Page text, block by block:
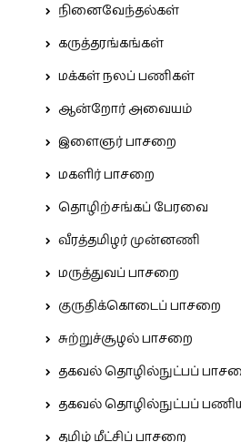
நினைவேந்தல்கள்
கருத்தரங்கங்கள்
மக்கள் நலப் பணிகள்
ஆன்றோர் அவையம்
இளைஞர் பாசறை
மகளிர் பாசறை
தொழிற்சங்கப் பேரவை
வீரத்தமிழர் முன்னணி
மருத்துவப் பாசறை
குருதிக்கொடைப் பாசறை
சுற்றுச்சூழல் பாசறை
தகவல் தொழில்நுட்பப்
தகவல் தொழில்நுட்பப்
தமிழ் மீட்சிப் பாசறை